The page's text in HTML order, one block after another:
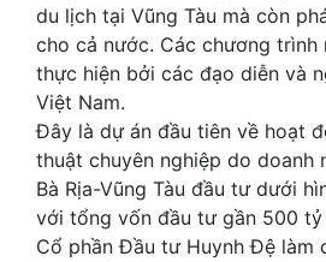
du lịch tại Vũng Tàu mà còn
cho cả nước. Các chương trình
thực hiện bởi các đạo diễn và
Việt Nam.
Đây là dự án đầu tiên về hoạt
thuật chuyên nghiệp do doanh
Bà Rịa-Vũng Tàu đầu tư dưới
với tổng vốn đầu tư gần 500
Cổ phần Đầu tư Huynh Đệ làm